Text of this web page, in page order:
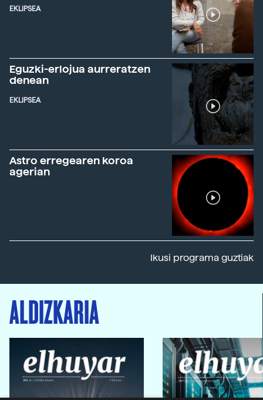
EKLIPSEA
Eguzki-erlojua aurreratzen
denean
EKLIPSEA
Astro erregearen koroa
agerian
Ikusi programa guztiak
ALDIZKARIA